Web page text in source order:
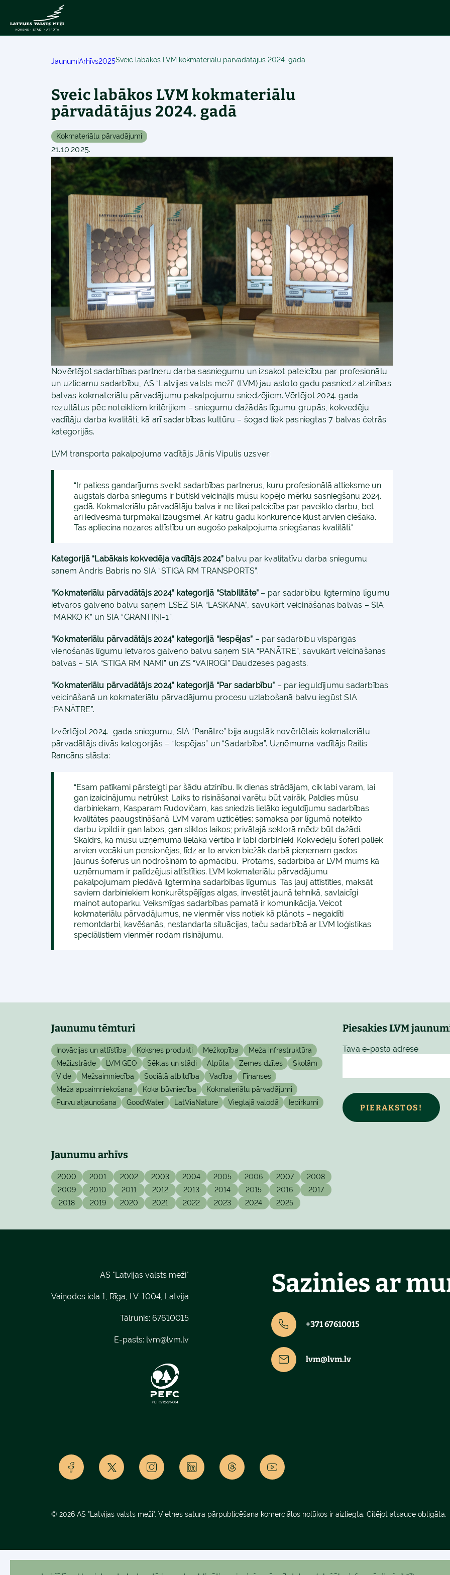
JaunumiArhīvs2025Sveic labākos LVM kokmateriālu pārvadātājus 2024. gadā
Sveic labākos LVM kokmateriālu
pārvadātājus 2024. gadā
Kokmateriālu pārvadājumi
21.10.2025.
Novērtējot sadarbības partneru darba sasniegumu un izsakot pateicību par profesionālu
un uzticamu sadarbību, AS “Latvijas valsts meži” (LVM) jau astoto gadu pasniedz atzinības
balvas kokmateriālu pārvadājumu pakalpojumu sniedzējiem. Vērtējot 2024. gada
rezultātus pēc noteiktiem kritērijiem – sniegumu dažādās līgumu grupās, kokvedēju
vadītāju darba kvalitāti, kā arī sadarbības kultūru – šogad tiek pasniegtas 7 balvas četrās
kategorijās.
LVM transporta pakalpojuma vadītājs Jānis Vipulis uzsver:
“Ir patiess gandarījums sveikt sadarbības partnerus, kuru profesionālā attieksme un
augstais darba sniegums ir būtiski veicinājis mūsu kopējo mērķu sasniegšanu 2024.
gadā. Kokmateriālu pārvadātāju balva ir ne tikai pateicība par paveikto darbu, bet
arī iedvesma turpmākai izaugsmei. Ar katru gadu konkurence kļūst arvien ciešāka.
Tas apliecina nozares attīstību un augošo pakalpojuma sniegšanas kvalitāti."
Kategorijā “Labākais kokvedēja vadītājs 2024” balvu par kvalitatīvu darba sniegumu
saņem Andris Babris no SIA “STIGA RM TRANSPORTS”.
“Kokmateriālu pārvadātājs 2024” kategorijā “Stabilitāte” – par sadarbību ilgtermiņa līgumu
ietvaros galveno balvu saņem LSEZ SIA “LASKANA”, savukārt veicināšanas balvas – SIA
“MARKO K” un SIA “GRANTIŅI-1”.
“Kokmateriālu pārvadātājs 2024” kategorijā “Iespējas” – par sadarbību vispārīgās
vienošanās līgumu ietvaros galveno balvu saņem SIA “PANĀTRE”, savukārt veicināšanas
balvas – SIA “STIGA RM NAMI” un ZS “VAIROGI” Daudzeses pagasts.
“Kokmateriālu pārvadātājs 2024” kategorijā “Par sadarbību” – par ieguldījumu sadarbības
veicināšanā un kokmateriālu pārvadājumu procesu uzlabošanā balvu iegūst SIA
“PANĀTRE”.
Izvērtējot 2024. gada sniegumu, SIA “Panātre” bija augstāk novērtētais kokmateriālu
pārvadātājs divās kategorijās – “Iespējas” un “Sadarbība”. Uzņēmuma vadītājs Raitis
Rancāns stāsta:
“Esam patīkami pārsteigti par šādu atzinību. Ik dienas strādājam, cik labi varam, lai
gan izaicinājumu netrūkst. Laiks to risināšanai varētu būt vairāk. Paldies mūsu
darbiniekam, Kasparam Rudovičam, kas sniedzis lielāko ieguldījumu sadarbības
kvalitātes paaugstināšanā. LVM varam uzticēties: samaksa par līgumā noteikto
darbu izpildi ir gan labos, gan sliktos laikos; privātajā sektorā mēdz būt dažādi.
Skaidrs, ka mūsu uzņēmuma lielākā vērtība ir labi darbinieki. Kokvedēju šoferi paliek
arvien vecāki un pensionējas, līdz ar to arvien biežāk darbā pieņemam gados
jaunus šoferus un nodrošinām to apmācību. Protams, sadarbība ar LVM mums kā
uzņēmumam ir palīdzējusi attīstīties. LVM kokmateriālu pārvadājumu
pakalpojumam piedāvā ilgtermiņa sadarbības līgumus. Tas ļauj attīstīties, maksāt
saviem darbiniekiem konkurētspējīgas algas, investēt jaunā tehnikā, savlaicīgi
mainot autoparku. Veiksmīgas sadarbības pamatā ir komunikācija. Veicot
kokmateriālu pārvadājumus, ne vienmēr viss notiek kā plānots – negaidīti
remontdarbi, kavēšanās, nestandarta situācijas, taču sadarbībā ar LVM loģistikas
speciālistiem vienmēr rodam risinājumu.
Jaunumu tēmturi
Inovācijas un attīstība Koksnes produkti Mežkopība
Meža infrastruktūra
Mežizstrāde
LVM GEO Sēklas un stādi Atpūta Zemes dzīles
Skolām
Vide
Mežsaimniecība Sociālā atbildība Vadība
Finanses
Meža apsaimniekošana
Koka būvniecība
Kokmateriālu pārvadājumi
Purvu atjaunošana
GoodWater LatViaNature Vieglajā valodā Iepirkumi
Piesakies LVM
Tava e-pasta adrese
PIERAKSTOS!
Jaunumu arhīvs
2000 2001 2002 2003 2004 2005 2006 2007
2008
2009
2010 2011 2012 2013 2014 2015 2016
2017
2018
2019 2020 2021 2022 2023 2024 2025
AS "Latvijas valsts meži"
Vaiņodes iela 1, Rīga, LV-1004, Latvija
Tālrunis: 67610015
E-pasts: lvm@lvm.lv
Sazinies ar
+371 67610015
lvm@lvm.lv
© 2026 AS "Latvijas valsts meži". Vietnes satura pārpublicēšana komerciālos nolūkos ir aizliegta. Citējot atsauce obligāta.